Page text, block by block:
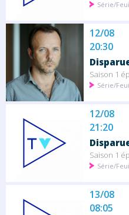
Série/
12/08
20:30
Saison 1
Série/
12/08
21:20
Saison 1
Série/
13/08
08:05